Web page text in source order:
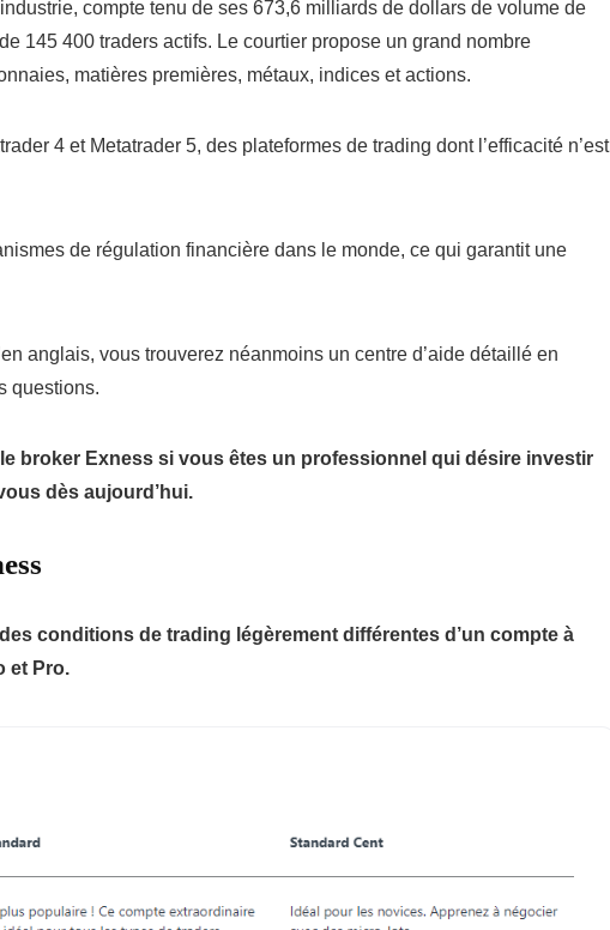
compte tenu de ses 673,6 milliards de dollars de volume de
145 400 traders actifs. Le courtier propose un grand nombre
matières premières, métaux, indices et actions.
4 et Metatrader 5, des plateformes de trading dont l’efficacité n’est
de régulation financière dans le monde, ce qui garantit une
anglais, vous trouverez néanmoins un centre d’aide détaillé en
questions.
broker Exness si vous êtes un professionnel qui désire investir
dès aujourd’hui.
conditions de trading légèrement différentes d’un compte à
et Pro.